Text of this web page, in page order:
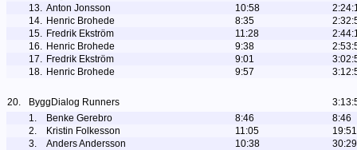
13. Anton Jonsson 10:58
14. Henric Brohede 8:35
15. Fredrik Ekström 11:28
16. Henric Brohede 9:38
17. Fredrik Ekström 9:01
18. Henric Brohede 9:57
20. ByggDialog Runners
1.
Benke Gerebro 8:46
8:46
2.
Kristin Folkesson 11:05
19:51
3.
Anders Andersson 10:38
30:29